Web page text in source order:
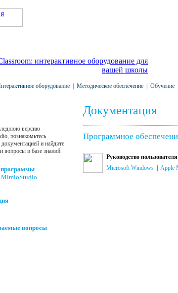
оборудование Методическое обеспечение Обучение
версию
, познакомьтесь
документацией и найдите
вопросы в базе знаний.
программы
MimioStudio
вопросы
Документация
Программное
Руководство пользователя
Microsoft Windows
Apple